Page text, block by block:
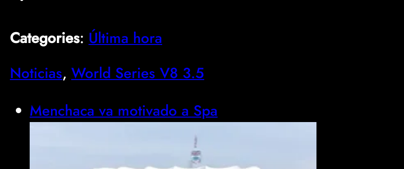
Categories: Última hora
Noticias, World Series V8 3.5
Menchaca va motivado a Spa